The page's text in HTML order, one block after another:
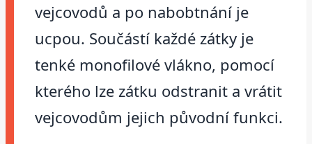
vejcovodů a po nabobtnání je
ucpou. Součástí každé zátky je
tenké monofilové vlákno, pomocí
kterého lze zátku odstranit a vrátit
vejcovodům jejich původní funkci.